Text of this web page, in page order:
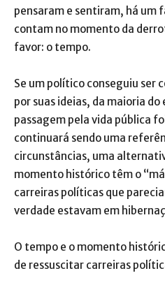
pensaram e sentiram, há um
contam no momento da
favor: o tempo.
Se um político conseguiu ser
por suas ideias, da maioria do
passagem pela vida pública
continuará sendo uma
circunstâncias, uma
momento histórico têm o
carreiras políticas que
verdade estavam em
O tempo e o momento
de ressuscitar carreiras